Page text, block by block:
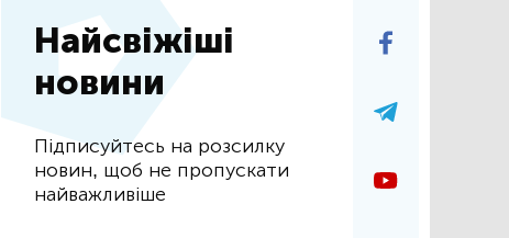
Найсвіжіші
новини
Підписуйтесь на розсилку
новин, щоб не пропускати
найважливіше